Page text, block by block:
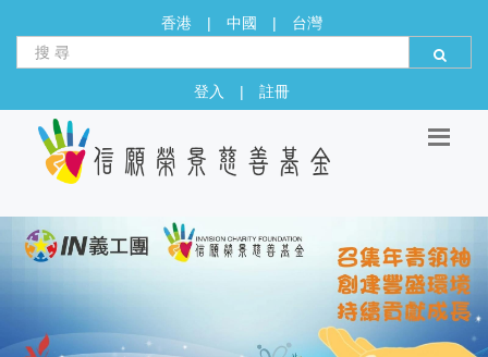
香港 | 中國 | 台灣
登入 | 註冊